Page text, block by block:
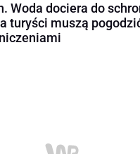
Woda dociera do
turyści muszą